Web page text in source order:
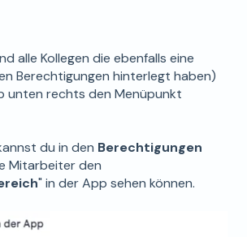
alle Kollegen die ebenfalls eine
Berechtigungen hinterlegt haben)
unten rechts den Menüpunkt
du in den Berechtigungen
Mitarbeiter den
" in der App sehen können.